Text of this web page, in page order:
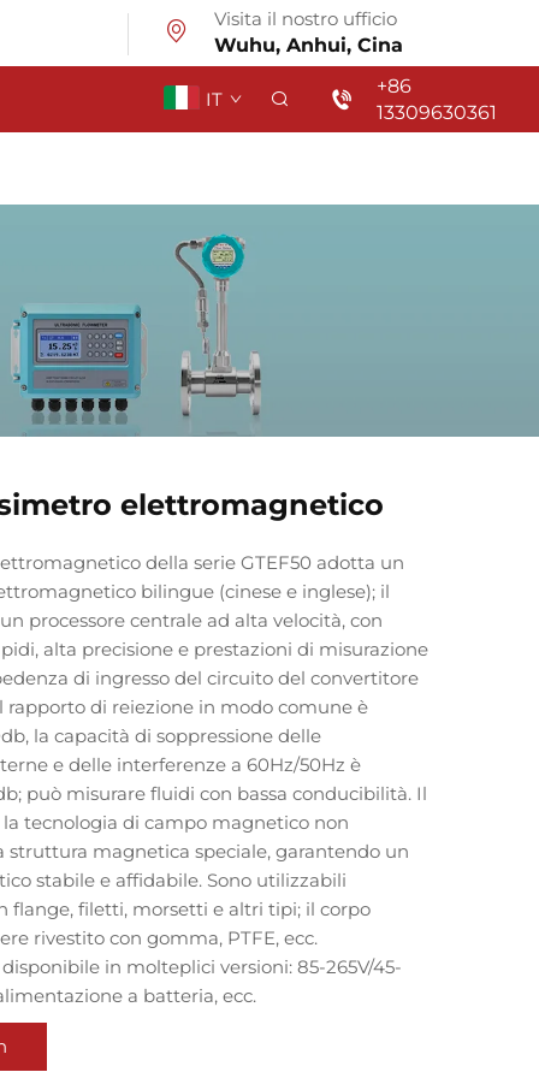
Visita il nostro ufficio
Wuhu, Anhui, Cina
IT
+86
13309630361
elettromagnetico
della serie GTEF50 adotta un
bilingue (cinese e inglese); il
processore centrale ad alta velocità, con
alta precisione e prestazioni di misurazione
di ingresso del circuito del convertitore
rapporto di reiezione in modo comune è
la capacità di soppressione delle
e delle interferenze a 60Hz/50Hz è
può misurare fluidi con bassa conducibilità. Il
tecnologia di campo magnetico non
struttura magnetica speciale, garantendo un
stabile e affidabile. Sono utilizzabili
flange, filetti, morsetti e altri tipi; il corpo
rivestito con gomma, PTFE, ecc.
in molteplici versioni: 85-265V/45-
a batteria, ecc.